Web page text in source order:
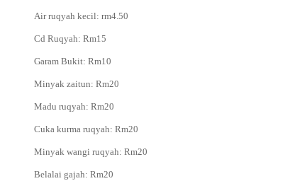
Air ruqyah kecil: rm4.50
Cd Ruqyah: Rm15
Garam Bukit: Rm10
Minyak zaitun: Rm20
Madu ruqyah: Rm20
Cuka kurma ruqyah: Rm20
Minyak wangi ruqyah: Rm20
Belalai gajah: Rm20